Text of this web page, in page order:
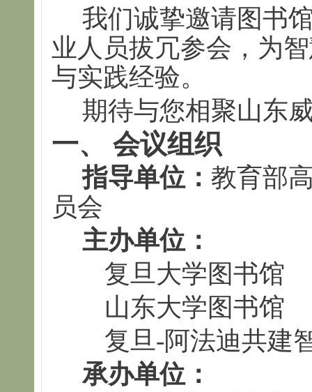
我们诚挚邀请图书
业人员拔冗参会，为
与实践经验。
期待与您相聚山东
一、 会议组织
指导单位： 教育部
员会
主办单位：
复旦大学图书馆
山东大学图书馆
复旦-阿法迪共建
承办单位：